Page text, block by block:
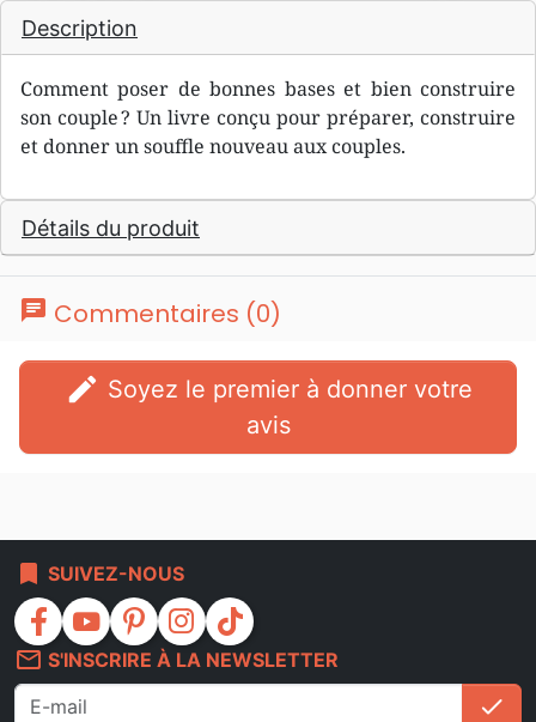
Description
Comment poser de bonnes bases et bien construire
son couple ? Un livre conçu pour préparer, construire
et donner un souffle nouveau aux couples.
Détails du produit
chat Commentaires (0)
edit
avis
bookmark SUIVEZ-NOUS
facebook youtube pinterest instagram
tiktok
mail_outline S'INSCRIRE À LA NEWSLETTER
check